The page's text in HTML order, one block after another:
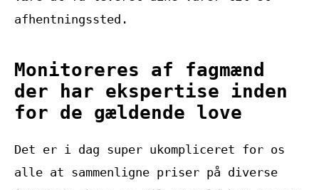
afhentningssted.
Monitoreres af fagmænd
der har ekspertise inden
for de gældende love
Det er i dag super ukompliceret for os
alle at sammenligne priser på diverse